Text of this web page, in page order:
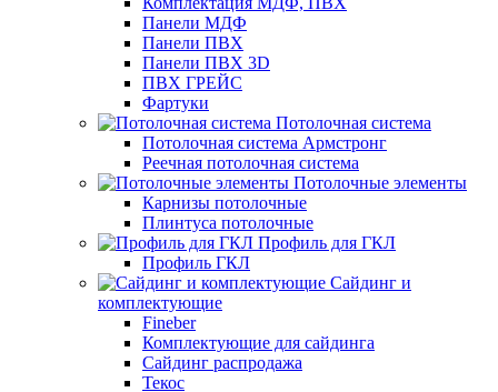
Панели МДФ
Панели ПВХ
Панели ПВХ 3D
ПВХ ГРЕЙС
Фартуки
Потолочная система
Потолочная система Армстронг
Реечная потолочная система
Потолочные элементы
Карнизы потолочные
Плинтуса потолочные
Профиль для ГКЛ
Профиль ГКЛ
Сайдинг и
комплектующие
Fineber
Комплектующие для сайдинга
Сайдинг распродажа
Текос